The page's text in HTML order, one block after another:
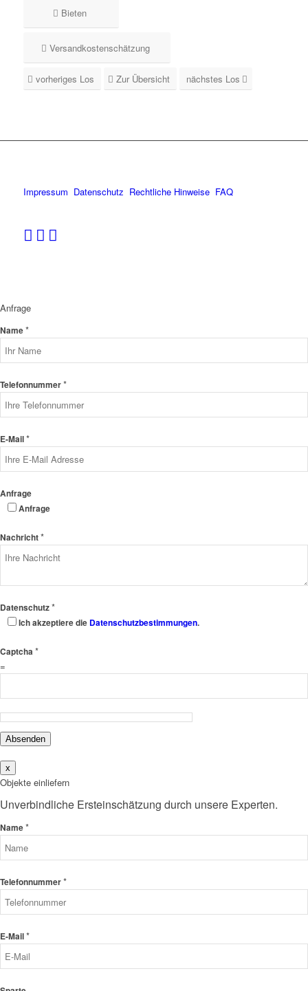
Bieten
Versandkostenschätzung
vorheriges Los Zur Übersicht nächstes Los
Impressum Datenschutz Rechtliche Hinweise FAQ
Anfrage
Name*
Telefonnummer*
E-Mail*
Anfrage
Anfrage
Nachricht*
Datenschutz*
Ich akzeptiere die Datenschutzbestimmungen.
Captcha *
=
Absenden
x
Objekte einliefern
Unverbindliche Ersteinschätzung durch unsere Experten.
Name*
Telefonnummer*
E-Mail*